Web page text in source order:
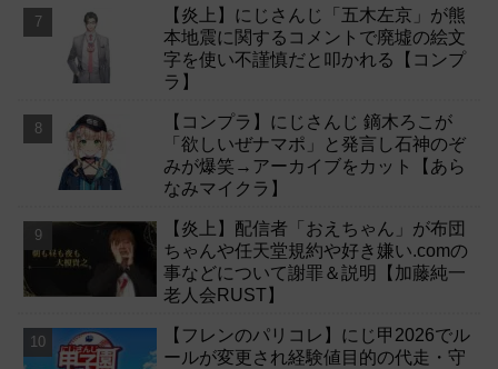
【炎上】にじさんじ「五木左京」が熊
本地震に関するコメントで廃墟の絵文
字を使い不謹慎だと叩かれる【コンプ
ラ】
【コンプラ】にじさんじ 鏑木ろこが
「欲しいぜナマポ」と発言し石神のぞ
みが爆笑→アーカイブをカット【あら
なみマイクラ】
【炎上】配信者「おえちゃん」が布団
ちゃんや任天堂規約や好き嫌い.comの
事などについて謝罪＆説明【加藤純一
老人会RUST】
【フレンのパリコレ】にじ甲2026でル
ールが変更され経験値目的の代走・守